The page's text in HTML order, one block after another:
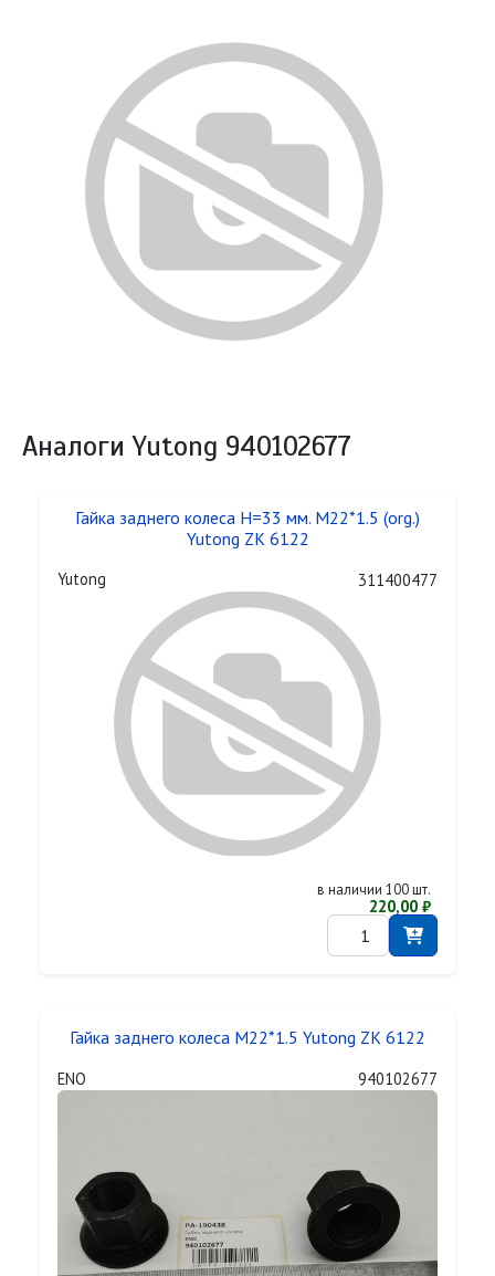
Аналоги Yutong 940102677
Гайка заднего колеса H=33 мм. M22*1.5 (org.)
Yutong ZK 6122
Yutong 311400477
в наличии 100 шт.
220,00 ₽
Гайка заднего колеса M22*1.5 Yutong ZK 6122
ENO 940102677